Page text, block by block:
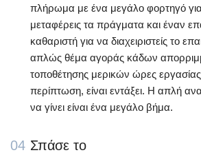
πλήρωμα με ένα μεγάλο φορτηγό
μεταφέρεις τα πράγματα και έναν
καθαριστή για να διαχειριστείς το
απλώς θέμα αγοράς κάδων
τοποθέτησης μερικών ώρες
περίπτωση, είναι εντάξει. Η απλή
να γίνει είναι ένα μεγάλο βήμα.
04 Σπάσε το